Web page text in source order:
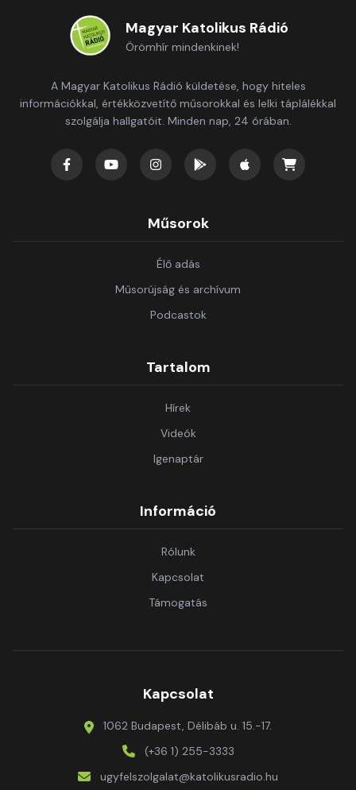
Magyar Katolikus Rádió
Örömhír mindenkinek!
A Magyar Katolikus Rádió küldetése, hogy hiteles
információkkal, értékközvetítő műsorokkal és lelki táplálékkal
szolgálja hallgatóit. Minden nap, 24 órában.
Műsorok
Élő adás
Műsorújság és archívum
Podcastok
Tartalom
Hírek
Videók
Igenaptár
Információ
Rólunk
Kapcsolat
Támogatás
Kapcsolat
1062 Budapest, Délibáb u. 15.-17.
(+36 1) 255-3333
ugyfelszolgalat@katolikusradio.hu